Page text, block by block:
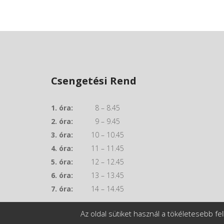
Csengetési Rend
1. óra: 8 – 8.45
2. óra: 9 – 9.45
3. óra: 10 – 10.45
4. óra: 11 – 11.45
5. óra: 12 – 12.45
6. óra: 13 – 13.45
7. óra: 14 – 14.45
Az oldal sütiket használ a tökéletesebb